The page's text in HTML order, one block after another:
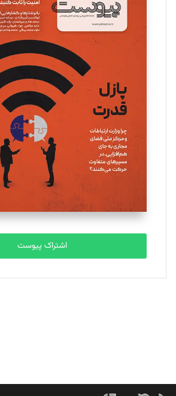
مینا پاکدل
یسنا امان‌پور
تحریریه
ملینا جعفری
تحریریه
مصطفی مسجدی آرانی
تحریریه
بابک نقاش
تحریریه
اشتراک پیوست